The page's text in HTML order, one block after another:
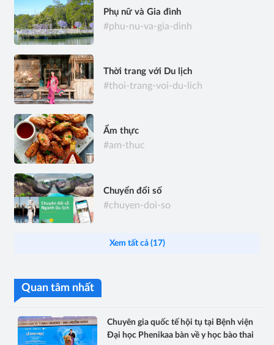
Phụ nữ và Gia đình
#phu-nu-va-gia-dinh
Thời trang với Du lịch
#thoi-trang-voi-du-lich
Ẩm thực
#am-thuc
Chuyển đổi số
#chuyen-doi-so
Xem tất cả (17)
Quan tâm nhất
Chuyên gia quốc tế hội tụ tại Bệnh viện
Đại học Phenikaa bàn về y học bào thai